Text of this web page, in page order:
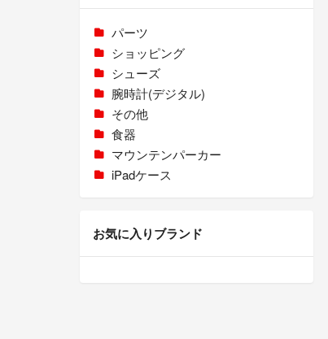
パーツ
ショッピング
シューズ
腕時計(デジタル)
その他
食器
マウンテンパーカー
iPadケース
お気に入りブランド